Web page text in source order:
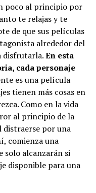
poco al principio por
te relajas y te
de que sus películas
alrededor del
disfrutarla.En esta
cada personaje
es una película
tienen más cosas en
Como en la vida
al principio de la
por una
comienza una
solo alcanzarán si
disponible para una